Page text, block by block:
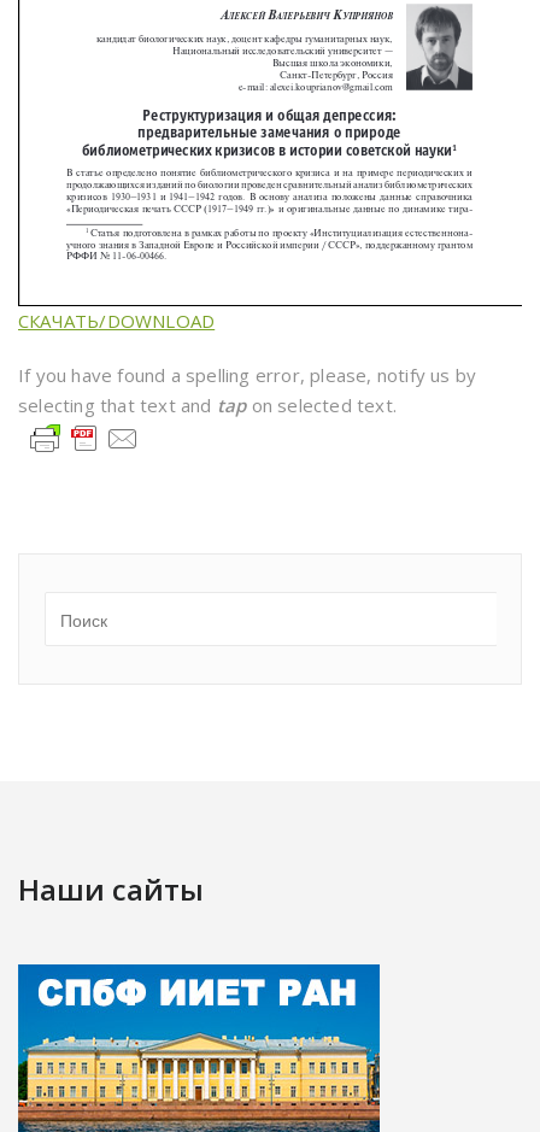
СКАЧАТЬ/DOWNLOAD
If you have found a spelling error, please, notify us by
selecting that text and tapon selected text.
Наши сайты